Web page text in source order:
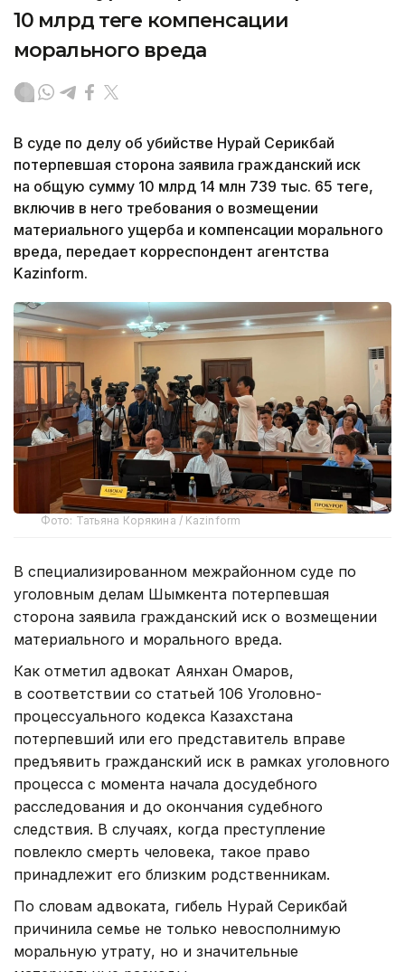
10 млрд теңге компенсации
морального вреда
В суде по делу об убийстве Нурай Серикбай
потерпевшая сторона заявила гражданский иск
на общую сумму 10 млрд 14 млн 739 тыс. 65 теңге,
включив в него требования о возмещении
материального ущерба и компенсации морального
вреда, передает корреспондент агентства
Kazinform.
Фото: Татьяна Корякина / Kazinform
В специализированном межрайонном суде по
уголовным делам Шымкента потерпевшая
сторона заявила гражданский иск о возмещении
материального и морального вреда.
Как отметил адвокат Аянхан Омаров,
в соответствии со статьей 106 Уголовно-
процессуального кодекса Казахстана
потерпевший или его представитель вправе
предъявить гражданский иск в рамках уголовного
процесса с момента начала досудебного
расследования и до окончания судебного
следствия. В случаях, когда преступление
повлекло смерть человека, такое право
принадлежит его близким родственникам.
По словам адвоката, гибель Нурай Серикбай
причинила семье не только невосполнимую
моральную утрату, но и значительные